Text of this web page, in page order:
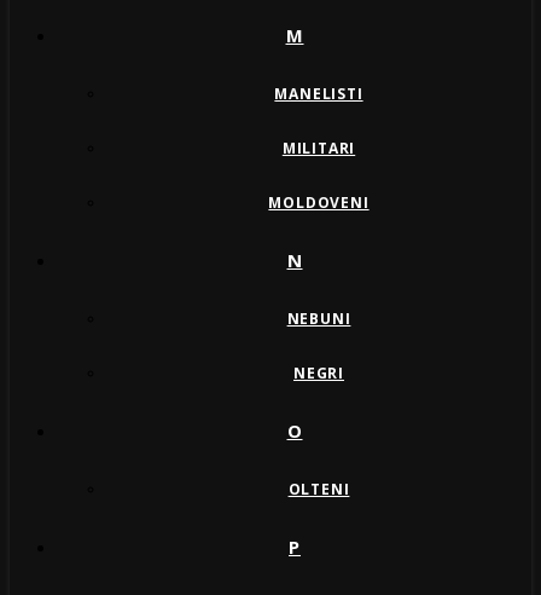
M
MANELISTI
MILITARI
MOLDOVENI
N
NEBUNI
NEGRI
O
OLTENI
P